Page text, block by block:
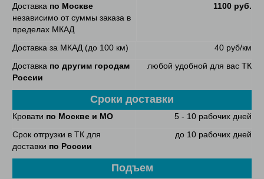
Доставка по Москве
независимо от суммы заказа в
пределах МКАД
1100 руб.
Доставка за МКАД (до 100 км)
40 руб/км
Доставка по другим городам
России
любой удобной для вас ТК
Сроки доставки
Кровати по Москве и МО
5 - 10 рабочих дней
Срок отгрузки в ТК для
доставки по России
до 10 рабочих дней
Подъем